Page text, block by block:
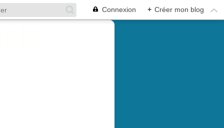
Connexion + Créer mon blog